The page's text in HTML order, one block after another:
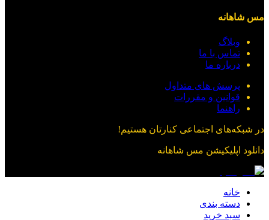
مس شاهانه
وبلاگ
تماس با ما
درباره ما
پرسش های متداول
قوانین و مقررات
راهنما
در شبکه‌های اجتماعی کنارتان هستیم!
دانلود اپلیکیشن مس شاهانه
خانه
دسته بندی
سبد خرید